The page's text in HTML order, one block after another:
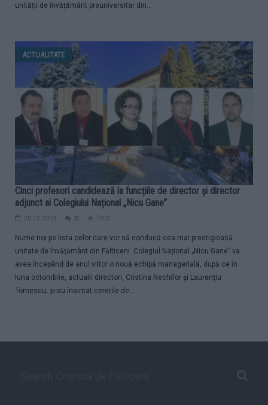
unității de învățământ preuniversitar din...
ACTUALITATE
Cinci profesori candidează la funcțiile de director și director
adjunct ai Colegiului Național „Nicu Gane”
20.12.2019 0 7907
Nume noi pe lista celor care vor să conducă cea mai prestigioasă
unitate de învățământ din Fălticeni. Colegiul Național „Nicu Gane” va
avea începând de anul viitor o nouă echipă managerială, după ce în
luna octombrie, actualii directori, Cristina Nechifor și Laurențiu
Tomescu, și-au înaintat cererile de...